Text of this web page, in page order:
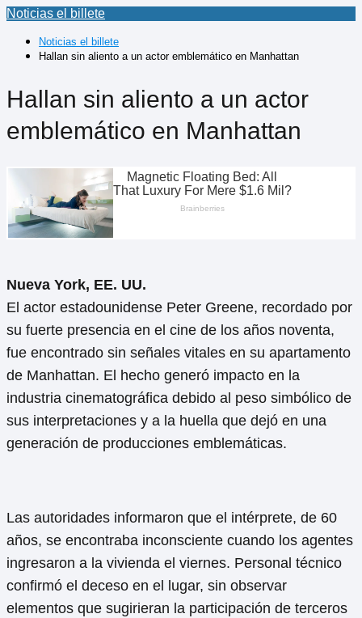
Noticias el billete
Noticias el billete
Hallan sin aliento a un actor emblemático en Manhattan
Hallan sin aliento a un actor
emblemático en Manhattan
Nueva York, EE. UU.
El actor estadounidense Peter Greene, recordado por
su fuerte presencia en el cine de los años noventa,
fue encontrado sin señales vitales en su apartamento
de Manhattan. El hecho generó impacto en la
industria cinematográfica debido al peso simbólico de
sus interpretaciones y a la huella que dejó en una
generación de producciones emblemáticas.
Las autoridades informaron que el intérprete, de 60
años, se encontraba inconsciente cuando los agentes
ingresaron a la vivienda el viernes. Personal técnico
confirmó el deceso en el lugar, sin observar
elementos que sugirieran la participación de terceros